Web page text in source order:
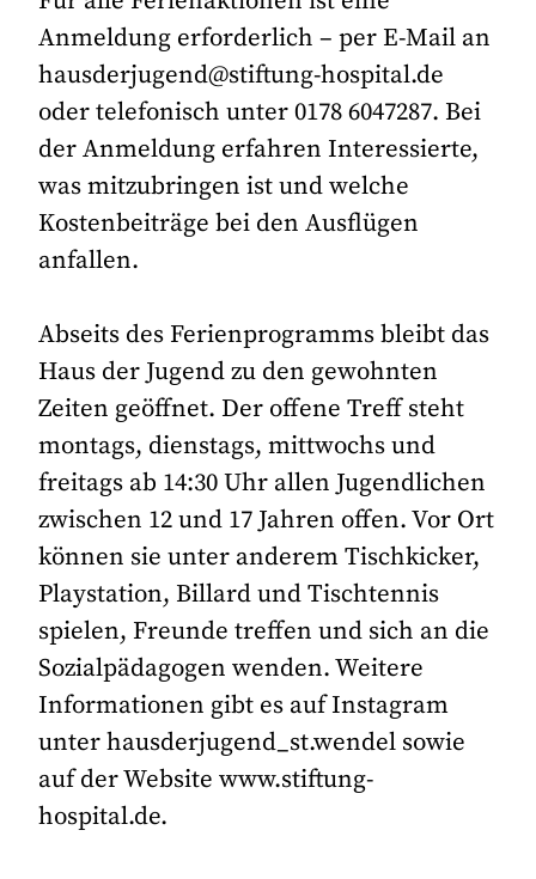
Anmeldung erforderlich – per E-Mail an
hausderjugend@stiftung-hospital.de
oder telefonisch unter 0178 6047287. Bei
der Anmeldung erfahren Interessierte,
was mitzubringen ist und welche
Kostenbeiträge bei den Ausflügen
anfallen.
Abseits des Ferienprogramms bleibt das
Haus der Jugend zu den gewohnten
Zeiten geöffnet. Der offene Treff steht
montags, dienstags, mittwochs und
freitags ab 14:30 Uhr allen Jugendlichen
zwischen 12 und 17 Jahren offen. Vor Ort
können sie unter anderem Tischkicker,
Playstation, Billard und Tischtennis
spielen, Freunde treffen und sich an die
Sozialpädagogen wenden. Weitere
Informationen gibt es auf Instagram
unter hausderjugend_st.wendel sowie
auf der Website www.stiftung-
hospital.de.